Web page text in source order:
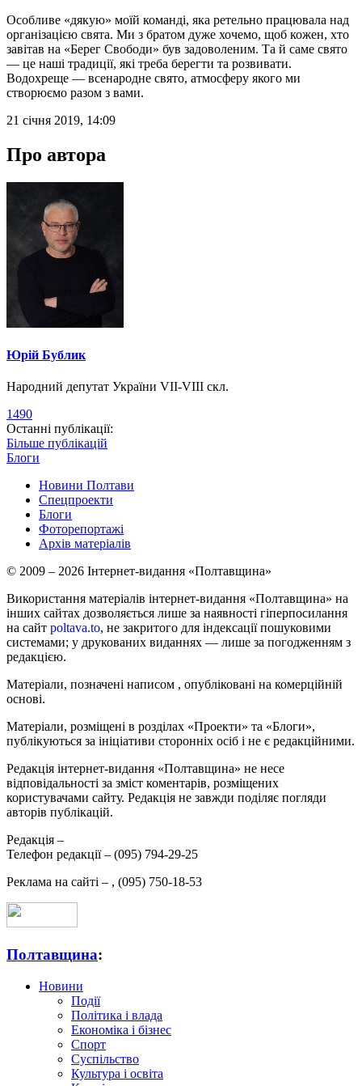
Особливе «дякую» моїй команді, яка ретельно працювала над
організацією свята. Ми з братом дуже хочемо, щоб кожен, хто
завітав на «Берег Свободи» був задоволеним. Та й саме свято
— це наші традиції, які треба берегти та розвивати.
Водохреще — всенародне свято, атмосферу якого ми
створюємо разом з вами.
21 січня 2019, 14:09
Про автора
Юрій Бублик
Народний депутат України VII-VIII скл.
1490
Останні публікації:
Більше публікацій
Блоги
Новини Полтави
Спецпроекти
Блоги
Фоторепортажі
Архів матеріалів
© 2009 – 2026 Інтернет-видання «Полтавщина»
Використання матеріалів інтернет-видання «Полтавщина» на
інших сайтах дозволяється лише за наявності гіперпосилання
на сайт poltava.to, не закритого для індексації пошуковими
системами; у друкованих виданнях — лише за погодженням з
редакцією.
Матеріали, позначені написом , опубліковані на комерційній
основі.
Матеріали, розміщені в розділах «Проекти» та «Блоги»,
публікуються за ініціативи сторонніх осіб і не є редакційними.
Редакція інтернет-видання «Полтавщина» не несе
відповідальності за зміст коментарів, розміщених
користувачами сайту. Редакція не завжди поділяє погляди
авторів публікацій.
Редакція –
Телефон редакції – (095) 794-29-25
Реклама на сайті – , (095) 750-18-53
Полтавщина:
Новини
Події
Політика і влада
Економіка і бізнес
Спорт
Суспільство
Культура і освіта